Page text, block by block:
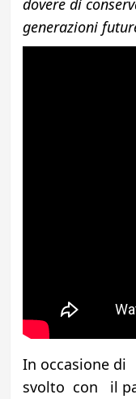
dovere di
generazioni
In occasione di
svolto con il